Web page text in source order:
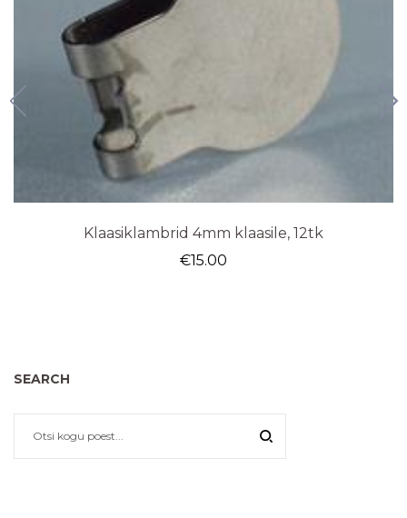
Klaasiklambrid 4mm klaasile, 12tk
€15.00
SEARCH